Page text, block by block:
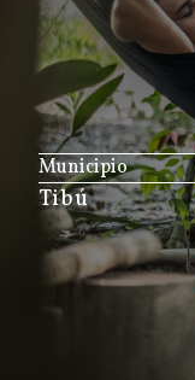
Municipio
Tibú